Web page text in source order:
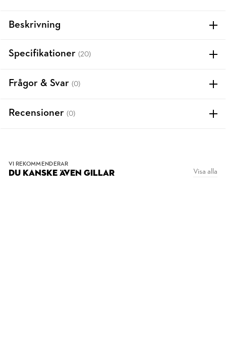
Beskrivning
Specifikationer (20)
Frågor & Svar (0)
Recensioner (0)
VI REKOMMENDERAR
DU KANSKE ÄVEN GILLAR Visa alla